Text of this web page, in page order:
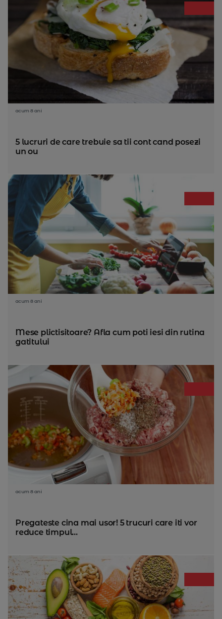
acum 8 ani
5 lucruri de care trebuie sa tii cont cand posezi
un ou
acum 8 ani
Mese plictisitoare? Afla cum poti iesi din rutina
gatitului
acum 8 ani
Pregateste cina mai usor! 5 trucuri care iti vor
reduce timpul...